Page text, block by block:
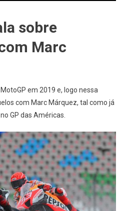
sobre
Marc
em 2019 e, logo nessa
com Marc Márquez, tal como já
GP das Américas.